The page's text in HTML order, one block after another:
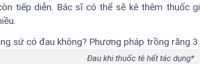
tiếp diễn. Bác sĩ có thể sẽ kê thêm thuốc
Đau khi thuốc tê hết tác dụng*